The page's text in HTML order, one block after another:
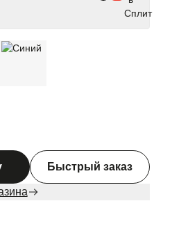
Быстрый заказ